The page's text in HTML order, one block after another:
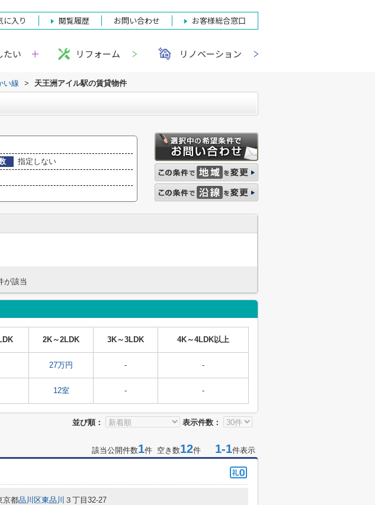
に入り 閲覧履歴 お問い合わせ お客様総合窓口
たい リフォーム リノベーション
い線 > 天王洲アイル駅の賃貸物件
指定しない
が該当
2K～2LDK 3K～3LDK 4K～4LDK以上
27万円 - -
12室 - -
並び順： 表示件数：
該当公開件数1件 空き数12件 1-1件表示
京都品川区東品川 ３丁目32-27